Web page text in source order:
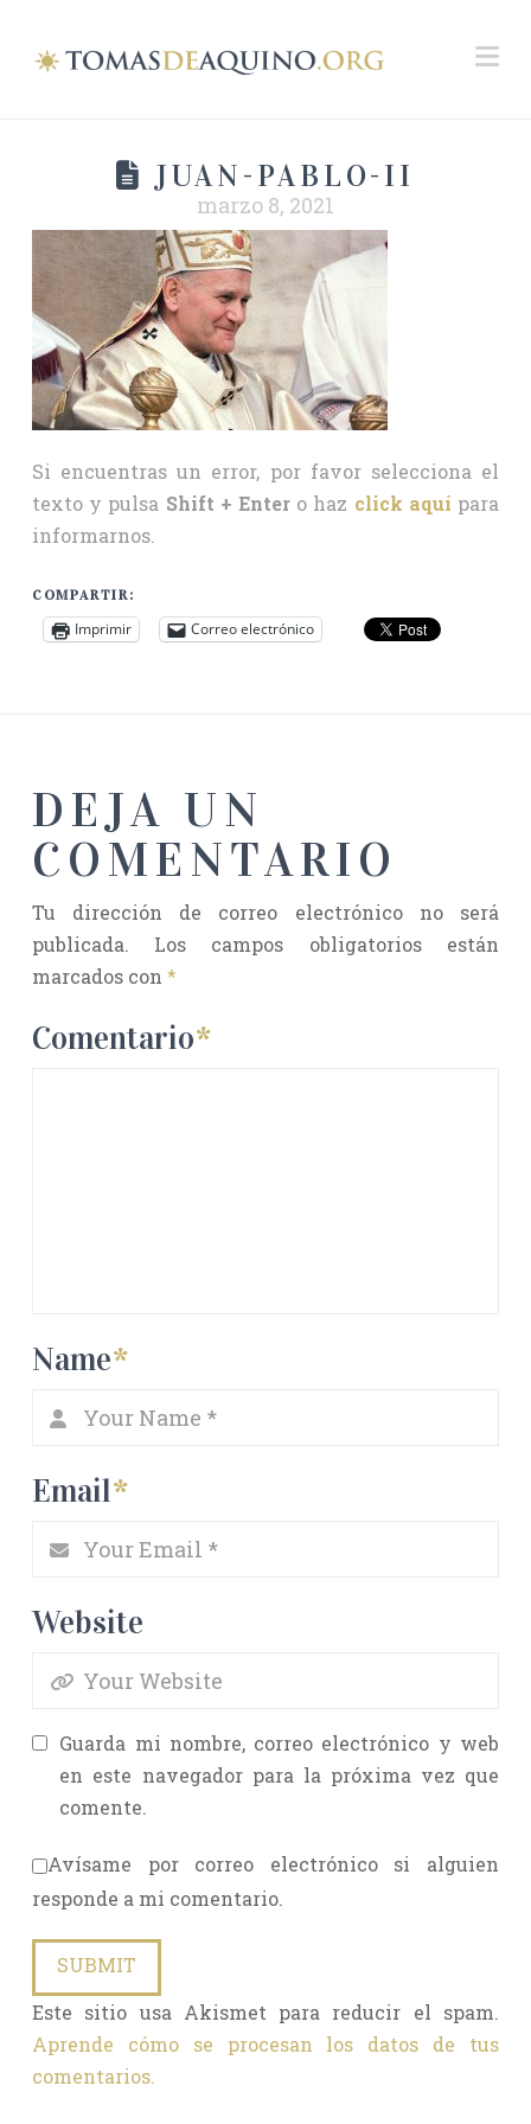
JUAN-PABLO-II
marzo 8, 2021
Si encuentras un error, por favor selecciona el
texto y pulsa Shift + Enter o haz click aquí para
informarnos.
COMPARTIR:
Imprimir Correo electrónico
DEJA UN
COMENTARIO
Tu dirección de correo electrónico no será
publicada.
Los campos obligatorios están
marcados con *
Comentario*
Name*
Email*
Website
Guarda mi nombre, correo electrónico y web
en este navegador para la próxima vez que
comente.
Avísame por correo electrónico si alguien
responde a mi comentario.
Este sitio usa Akismet para reducir el spam.
Aprende cómo se procesan los datos de tus
comentarios.